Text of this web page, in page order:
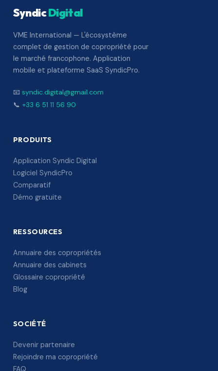
SyndicDigital
VME International — L'écosystème
complet de gestion de copropriété pour
le marché francophone. Application
mobile et plateforme SaaS SyndicPro.
📧 syndic.digital@gmail.com
📞 +33 6 51 11 56 90
PRODUITS
Application Syndic Digital
Logiciel SyndicPro
Comparatif
Démo gratuite
RESSOURCES
Annuaire des copropriétés
Annuaire des cabinets
Glossaire copropriété
Blog
SOCIÉTÉ
Devenir partenaire
Rejoindre ma copropriété
FAQ